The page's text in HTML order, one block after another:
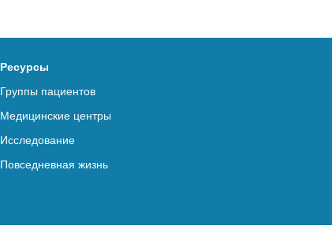
Ресурсы
Группы пациентов
Медицинские центры
Исследование
Повседневная жизнь